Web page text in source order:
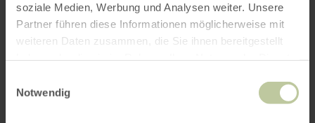
soziale Medien, Werbung und Analysen weiter. Unsere
Partner führen diese Informationen möglicherweise mit
weiteren Daten zusammen, die Sie ihnen bereitgestellt
Notwendig